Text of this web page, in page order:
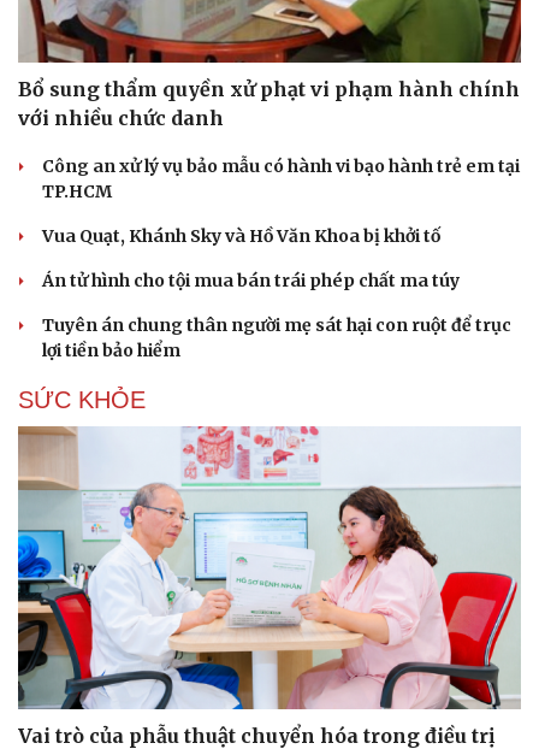
Dinh dưỡng - món ngon
Cây thuốc
Sản phụ khoa
Nhi khoa
Nam khoa
Làm đẹp - giảm cân
Phòng mạch online
Ăn sạch sống khỏe
Đời sống
Nhà đẹp
Tình yêu - Gia đình
Bổ sung thẩm quyền xử phạt vi phạm hành chính
với nhiều chức danh
Công an xử lý vụ bảo mẫu có hành vi bạo hành trẻ em tại
TP.HCM
Vua Quạt, Khánh Sky và Hồ Văn Khoa bị khởi tố
Án tử hình cho tội mua bán trái phép chất ma túy
Tuyên án chung thân người mẹ sát hại con ruột để trục
lợi tiền bảo hiểm
SỨC KHỎE
Vai trò của phẫu thuật chuyển hóa trong điều trị